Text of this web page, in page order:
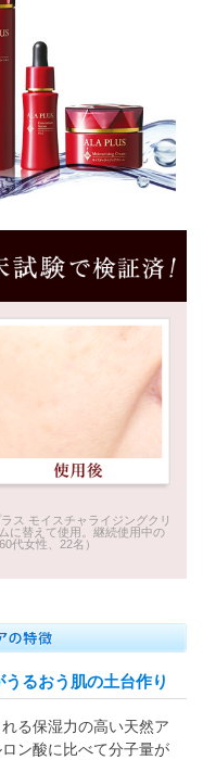
ス モイスチャライジングクリ
に替えて使用。継続使用中の
代女性、22名）
るおう肌の土台作り
る保湿力の高い天然ア
ン酸に比べて分子量が